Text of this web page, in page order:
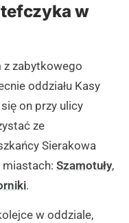
w
z zabytkowego
oddziału Kasy
on przy ulicy
ze
Sierakowa
miastach: Szamotuły,
.
w oddziale,